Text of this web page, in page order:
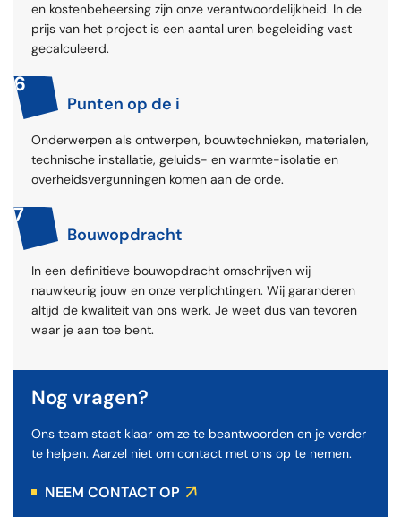
en kostenbeheersing zijn onze verantwoordelijkheid. In de
prijs van het project is een aantal uren begeleiding vast
gecalculeerd.
6
Punten op de i
Onderwerpen als ontwerpen, bouwtechnieken, materialen,
technische installatie, geluids- en warmte-isolatie en
overheidsvergunningen komen aan de orde.
7
Bouwopdracht
In een definitieve bouwopdracht omschrijven wij
nauwkeurig jouw en onze verplichtingen. Wij garanderen
altijd de kwaliteit van ons werk. Je weet dus van tevoren
waar je aan toe bent.
Nog vragen?
Ons team staat klaar om ze te beantwoorden en je verder
te helpen. Aarzel niet om contact met ons op te nemen.
NEEM CONTACT OP